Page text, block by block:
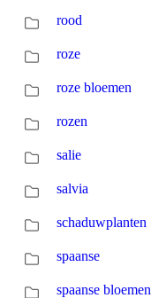
rood
roze
roze bloemen
rozen
salie
salvia
schaduwplanten
spaanse
spaanse bloemen